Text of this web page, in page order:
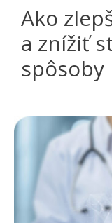
Ako
a znížiť
spôsoby